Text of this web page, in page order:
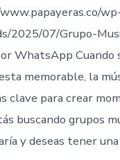
2025/07/Grupo-
WhatsApp Cuando
memorable, la
clave para crear
buscando grupos
y deseas tener